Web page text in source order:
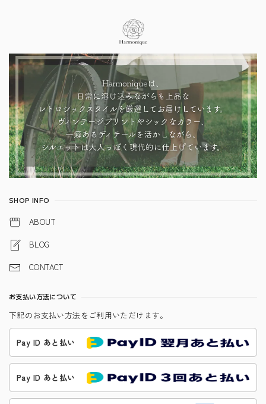
SHOP INFO
ABOUT
BLOG
CONTACT
お支払い方法について
下記のお支払い方法をご利用いただけます。
Pay ID あと払い
Pay ID あと払い